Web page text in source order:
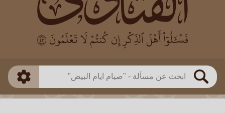
بحث
العالم
بن باز
بن العثيمين
اللجنة الدائمة
طريقة البحث
ذكي